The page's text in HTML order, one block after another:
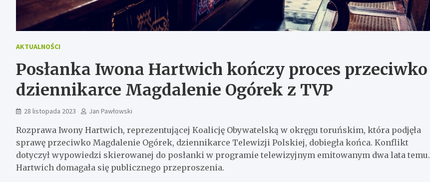
AKTUALNOŚCI
Posłanka Iwona Hartwich kończy proces przeciwko
dziennikarce Magdalenie Ogórek z TVP
28 listopada 2023 Jan Pawłowski
Rozprawa Iwony Hartwich, reprezentującej Koalicję Obywatelską w okręgu toruńskim, która podjęła
sprawę przeciwko Magdalenie Ogórek, dziennikarce Telewizji Polskiej, dobiegła końca. Konflikt
dotyczył wypowiedzi skierowanej do posłanki w programie telewizyjnym emitowanym dwa lata temu.
Hartwich domagała się publicznego przeproszenia.